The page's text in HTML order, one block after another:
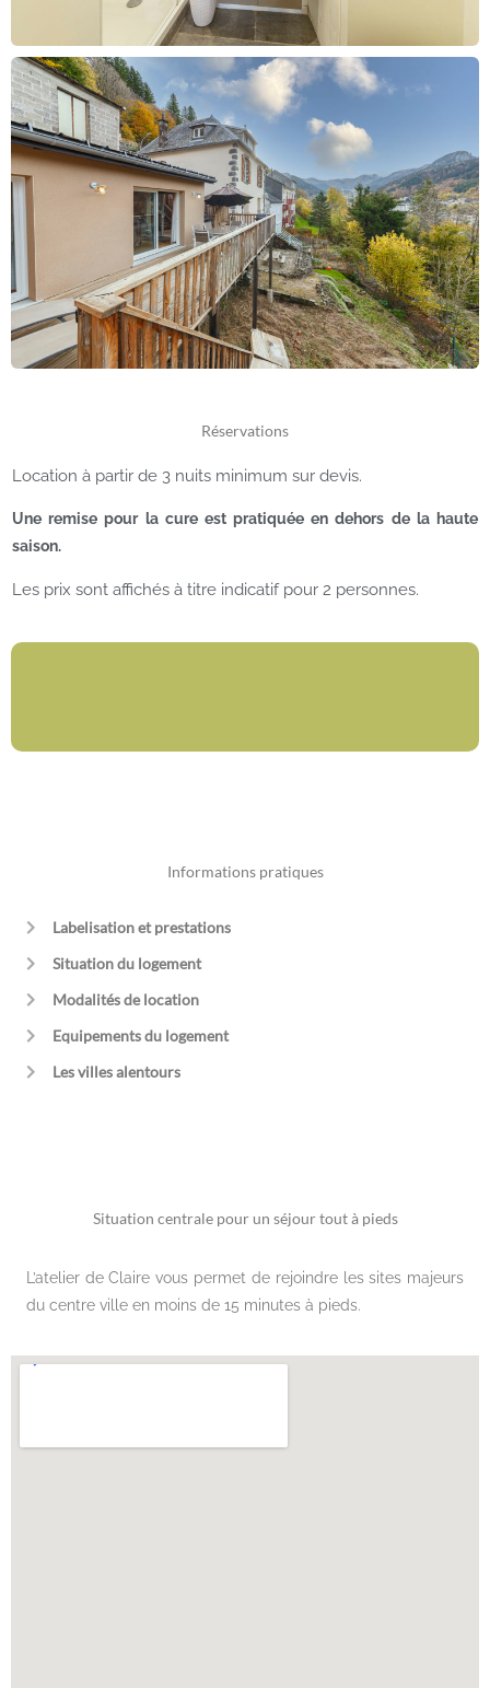
Réservations
Location à partir de 3 nuits minimum sur devis.
Une remise pour la cure est pratiquée en dehors de la haute
saison.
Les prix sont affichés à titre indicatif pour 2 personnes.
Informations pratiques
Labelisation et prestations
Situation du logement
Modalités de location
Equipements du logement
Les villes alentours
Situation centrale pour un séjour tout à pieds
L’atelier de Claire vous permet de rejoindre les sites majeurs
du centre ville en moins de 15 minutes à pieds.